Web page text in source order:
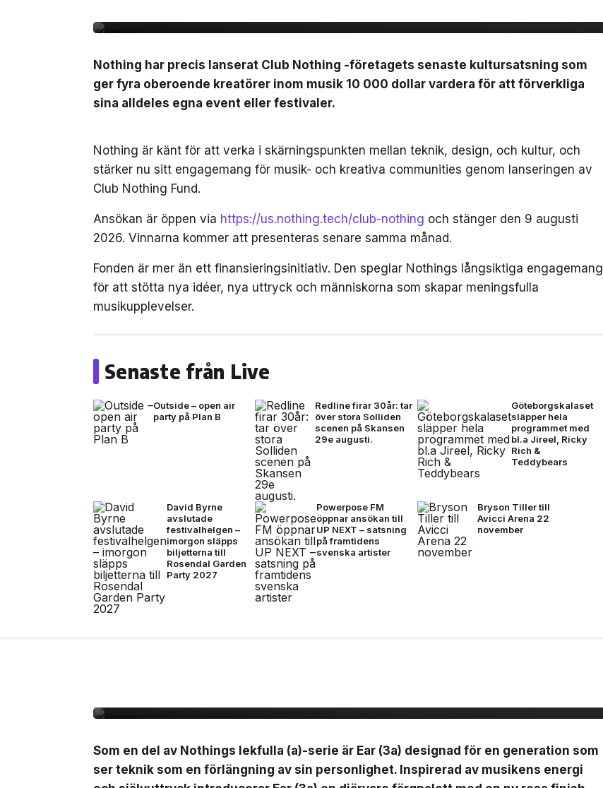
Nothing har precis lanserat Club Nothing -företagets senaste kultursatsning som
ger fyra oberoende kreatörer inom musik 10 000 dollar vardera för att förverkliga
sina alldeles egna event eller festivaler.
Nothing är känt för att verka i skärningspunkten mellan teknik, design, och kultur, och
stärker nu sitt engagemang för musik- och kreativa communities genom lanseringen av
Club Nothing Fund.
Ansökan är öppen via https://us.nothing.tech/club-nothing och stänger den 9 augusti
2026. Vinnarna kommer att presenteras senare samma månad.
Fonden är mer än ett finansieringsinitiativ. Den speglar Nothings långsiktiga engagemang
för att stötta nya idéer, nya uttryck och människorna som skapar meningsfulla
musikupplevelser.
Senaste från Live
Outside – open air
party på Plan B
Redline firar 30år: tar
över stora Solliden
scenen på Skansen
29e augusti.
Göteborgskalaset
släpper hela
programmet med
bl.a Jireel, Ricky
Rich &
Teddybears
David Byrne
avslutade
festivalhelgen –
imorgon släpps
biljetterna till
Rosendal Garden
Party 2027
Powerpose FM
öppnar ansökan till
UP NEXT – satsning
på framtidens
svenska artister
Bryson Tiller till
Avicci Arena 22
november
Som en del av Nothings lekfulla (a)-serie är Ear (3a) designad för en generation som
ser teknik som en förlängning av sin personlighet. Inspirerad av musikens energi